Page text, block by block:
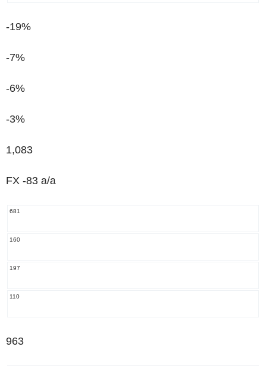
-19%
-7%
-6%
-3%
1,083
FX -83 a/a
681
160
197
110
963